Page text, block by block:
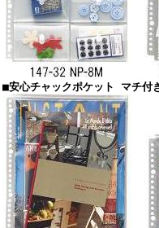
■安心チャックポケット マチ付